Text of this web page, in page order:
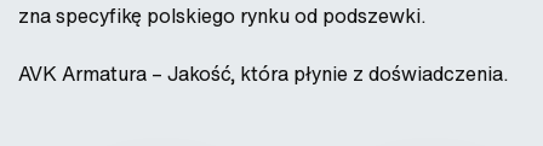
zna specyfikę polskiego rynku od podszewki.
AVK Armatura – Jakość, która płynie z doświadczenia.